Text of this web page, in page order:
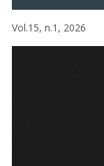
Vol.15, n.1, 2026